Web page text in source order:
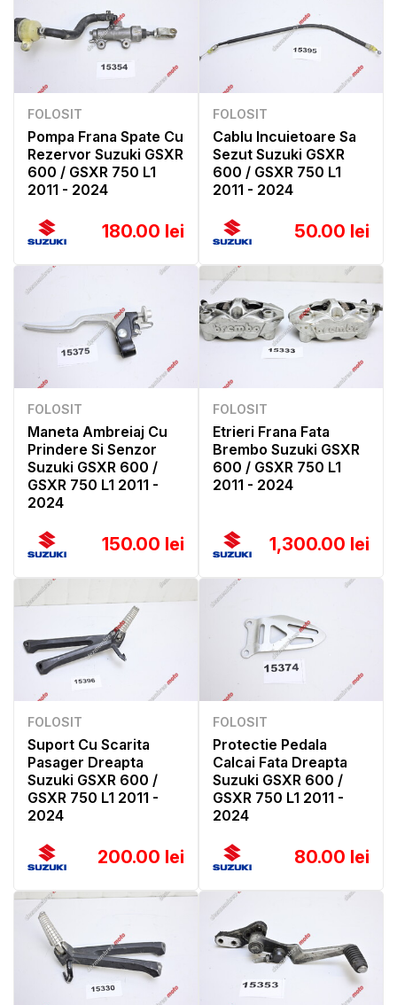
FOLOSIT
Pompa Frana Spate Cu
Rezervor Suzuki GSXR
600 / GSXR 750 L1
2011 - 2024
180.00 lei
FOLOSIT
Cablu Incuietoare Sa
Sezut Suzuki GSXR
600 / GSXR 750 L1
2011 - 2024
50.00 lei
FOLOSIT
Maneta Ambreiaj Cu
Prindere Si Senzor
Suzuki GSXR 600 /
GSXR 750 L1 2011 -
2024
150.00 lei
FOLOSIT
Etrieri Frana Fata
Brembo Suzuki GSXR
600 / GSXR 750 L1
2011 - 2024
1,300.00 lei
FOLOSIT
Suport Cu Scarita
Pasager Dreapta
Suzuki GSXR 600 /
GSXR 750 L1 2011 -
2024
200.00 lei
FOLOSIT
Protectie Pedala
Calcai Fata Dreapta
Suzuki GSXR 600 /
GSXR 750 L1 2011 -
2024
80.00 lei